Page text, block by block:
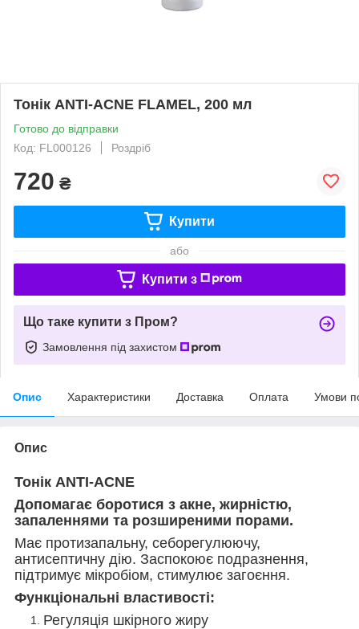
Тонік ANTI-ACNE FLAMEL, 200 мл
Готово до відправки
Код: FL000126
Роздріб
720 ₴
Купити
або
Купити з
Що таке купити з Пром?
Замовлення під захистом
Опис Характеристики Доставка Оплата Умови
Опис
Тонік ANTI-ACNE
Допомагає боротися з акне, жирністю,
запаленнями та розширеними порами.
Має протизапальну, себорегулюючу,
антисептичну дію. Заспокоює подразнення,
підтримує мікробіом, стимулює загоєння.
Функціональні властивості:
Регуляція шкірного жиру